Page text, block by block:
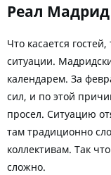
Реал Мадрид
Что касается
ситуации.
календарем. За
сил, и по этой
просел. Ситуацию
там традиционно
коллективам. Так
сложно.